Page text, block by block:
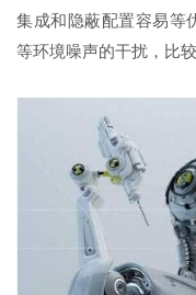
集成和隐蔽配置容易等
等环境噪声的干扰，比